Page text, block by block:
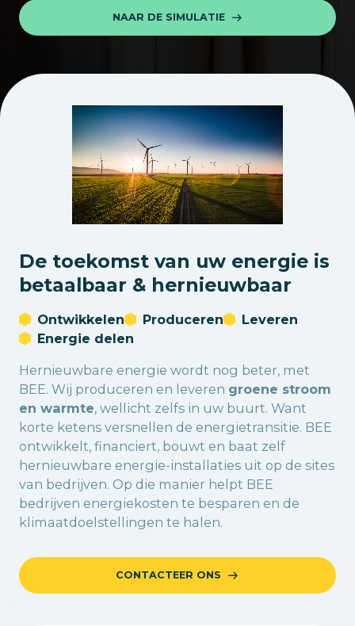
NAAR DE SIMULATIE
De toekomst van uw energie is
betaalbaar & hernieuwbaar
Ontwikkelen Produceren
Leveren
Energie delen
Hernieuwbare energie wordt nog beter, met
BEE. Wij produceren en leveren groene stroom
en warmte, wellicht zelfs in uw buurt. Want
korte ketens versnellen de energietransitie. BEE
ontwikkelt, financiert, bouwt en baat zelf
hernieuwbare energie-installaties uit op de sites
van bedrijven. Op die manier helpt BEE
bedrijven energiekosten te besparen en de
klimaatdoelstellingen te halen.
CONTACTEER ONS